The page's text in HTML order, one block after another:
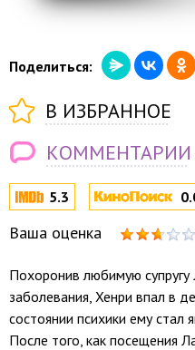
5.3
Ваша оценка
Похоронив любимую супругу
заболевания, Хенри впал в
состоянии психики ему стал
После того, как посещения
Поделиться:
В ИЗБРАННОЕ
КОММЕНТАРИИ